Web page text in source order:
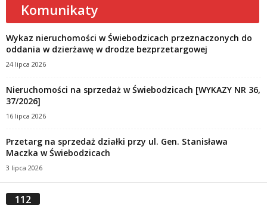
Komunikaty
Wykaz nieruchomości w Świebodzicach przeznaczonych do
oddania w dzierżawę w drodze bezprzetargowej
24 lipca 2026
Nieruchomości na sprzedaż w Świebodzicach [WYKAZY NR 36,
37/2026]
16 lipca 2026
Przetarg na sprzedaż działki przy ul. Gen. Stanisława
Maczka w Świebodzicach
3 lipca 2026
112